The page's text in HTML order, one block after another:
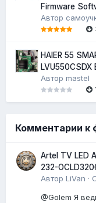
Firmware
Автор
HAIER 55
LVU550CSDX
Автор mastel
Комментарии к
Artel TV LED
232-
Автор LiVan ·
@Golem Я